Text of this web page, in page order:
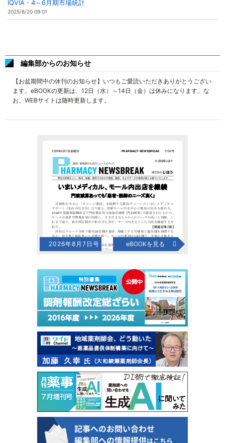
IQVIA・4～6月期市場統計
2025/8/20 09:01
編集部からのお知らせ
【お盆期間中の休刊のお知らせ】いつもご愛読いただきありがとうござい
ます。eBOOKの更新は、12日（水）～14日（金）は休みになります。な
お、WEBサイトは随時更新します。
2026年8月7日号 eBOOKを見る